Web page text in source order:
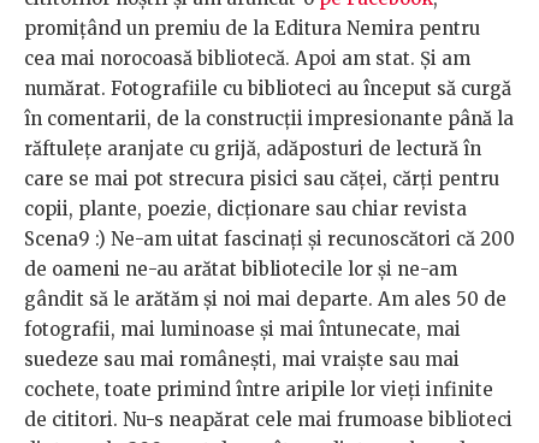
promițând un premiu de la Editura Nemira pentru
cea mai norocoasă bibliotecă. Apoi am stat. Și am
numărat. Fotografiile cu biblioteci au început să curgă
în comentarii, de la construcții impresionante până la
răftulețe aranjate cu grijă, adăposturi de lectură în
care se mai pot strecura pisici sau căței, cărți pentru
copii, plante, poezie, dicționare sau chiar revista
Scena9 :) Ne-am uitat fascinați și recunoscători că 200
de oameni ne-au arătat bibliotecile lor și ne-am
gândit să le arătăm și noi mai departe. Am ales 50 de
fotografii, mai luminoase și mai întunecate, mai
suedeze sau mai românești, mai vraiște sau mai
cochete, toate primind între aripile lor vieți infinite
de cititori. Nu-s neapărat cele mai frumoase biblioteci